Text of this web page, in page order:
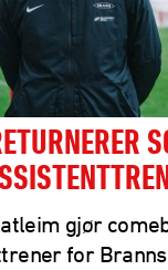
gjør
for